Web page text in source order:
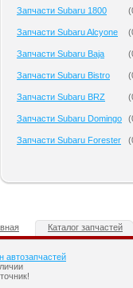
Запчасти Subaru 1800 (
Запчасти Subaru Alcyone (
Запчасти Subaru Baja (
Запчасти Subaru Bistro (
Запчасти Subaru BRZ (
Запчасти Subaru Domingo (
Запчасти Subaru Forester (
Каталог запчастей
автозапчастей